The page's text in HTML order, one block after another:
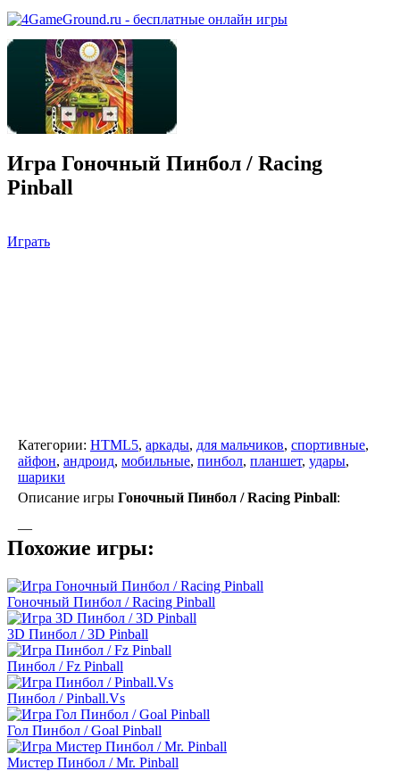
Игра Гоночный Пинбол / Racing
Pinball
Играть
Категории: HTML5, аркады, для мальчиков, спортивные,
айфон, андроид, мобильные, пинбол, планшет, удары,
шарики
Описание игры Гоночный Пинбол / Racing Pinball:
—
Похожие игры:
Гоночный Пинбол / Racing Pinball
3D Пинбол / 3D Pinball
Пинбол / Fz Pinball
Пинбол / Pinball.Vs
Гол Пинбол / Goal Pinball
Мистер Пинбол / Mr. Pinball